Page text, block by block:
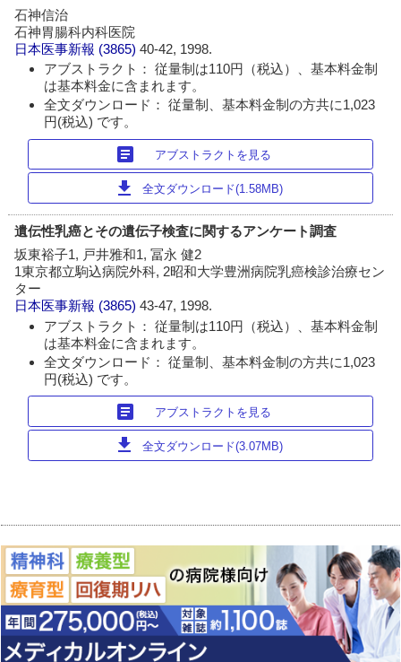
石神信治
石神胃腸科内科医院
日本医事新報 (3865)40-42, 1998.
アブストラクト： 従量制は110円（税込）、基本料金制
は基本料金に含まれます。
全文ダウンロード： 従量制、基本料金制の方共に1,023
円(税込) です。
article アブストラクトを見る
download 全文ダウンロード(1.58MB)
遺伝性乳癌とその遺伝子検査に関するアンケート調査
坂東裕子1, 戸井雅和1, 冨永 健2
1東京都立駒込病院外科, 2昭和大学豊洲病院乳癌検診治療セン
ター
日本医事新報 (3865)43-47, 1998.
アブストラクト： 従量制は110円（税込）、基本料金制
は基本料金に含まれます。
全文ダウンロード： 従量制、基本料金制の方共に1,023
円(税込) です。
article アブストラクトを見る
download 全文ダウンロード(3.07MB)